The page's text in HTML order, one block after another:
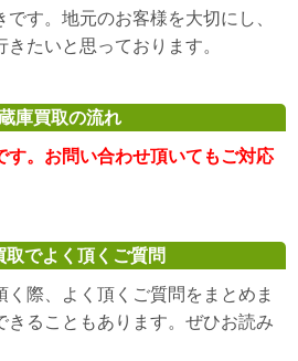
す。地元のお客様を大切にし、
たいと思っております。
庫買取の流れ
す。お問い合わせ頂いてもご対応
取でよく頂くご質問
際、よく頂くご質問をまとめま
きることもあります。ぜひお読み